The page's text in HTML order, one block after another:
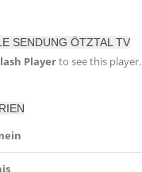
SENDUNG ÖTZTAL TV
Playerto see this player.